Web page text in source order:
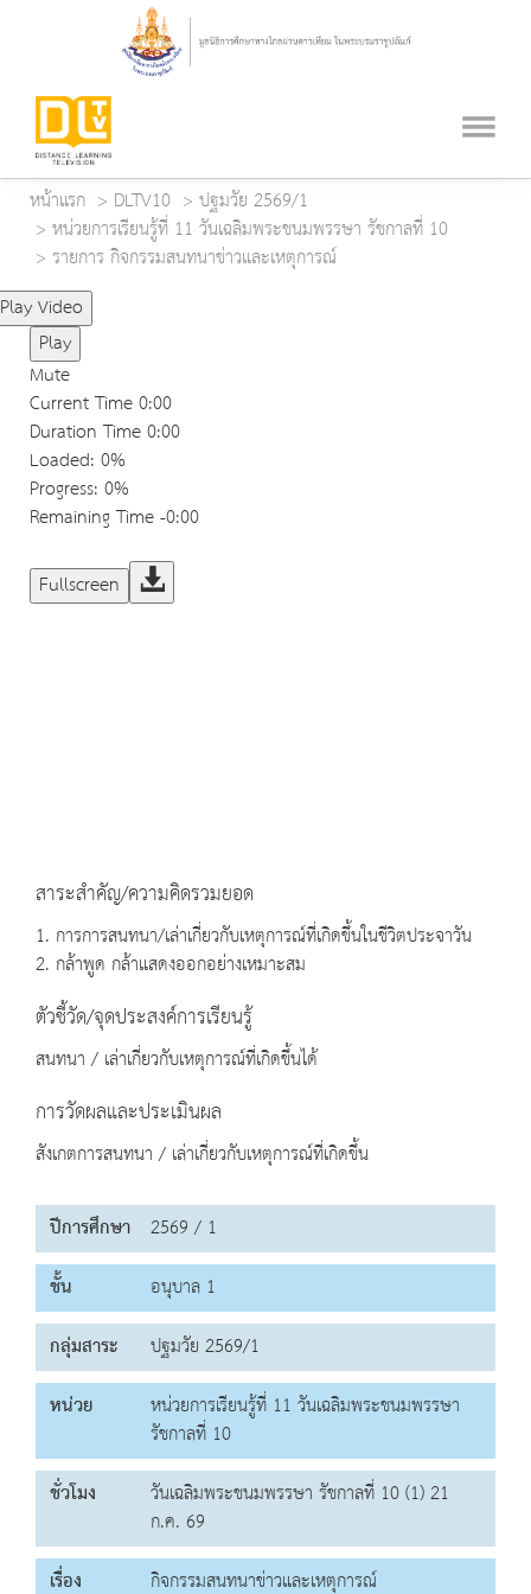
หน้าแรก DLTV10
ปฐมวัย 2569/1
หน่วยการเรียนรู้ที่ 11 วันเฉลิมพระชนมพรรษา รัชกาลที่ 10
รายการ กิจกรรมสนทนาข่าวและเหตุการณ์
Play Video
Play
Mute
Current Time0:00
Duration Time0:00
Loaded: 0%
Progress: 0%
Remaining Time-0:00
Fullscreen
สาระสำคัญ/ความคิดรวมยอด
1. การการสนทนา/เล่าเกี่ยวกับเหตุการณ์ที่เกิดขึ้นในชีวิตประจาวัน
2. กล้าพูด กล้าแสดงออกอย่างเหมาะสม
ตัวชี้วัด/จุดประสงค์การเรียนรู้
สนทนา / เล่าเกี่ยวกับเหตุการณ์ที่เกิดขึ้นได้
การวัดผลและประเมินผล
สังเกตการสนทนา / เล่าเกี่ยวกับเหตุการณ์ที่เกิดขึ้น
ปีการศึกษา 2569 / 1
ชั้น
อนุบาล 1
กลุ่มสาระ
ปฐมวัย 2569/1
หน่วย
หน่วยการเรียนรู้ที่ 11 วันเฉลิมพระชนมพรรษา
รัชกาลที่ 10
ชั่วโมง
วันเฉลิมพระชนมพรรษา รัชกาลที่ 10 (1) 21
ก.ค. 69
เรื่อง
กิจกรรมสนทนาข่าวและเหตุการณ์